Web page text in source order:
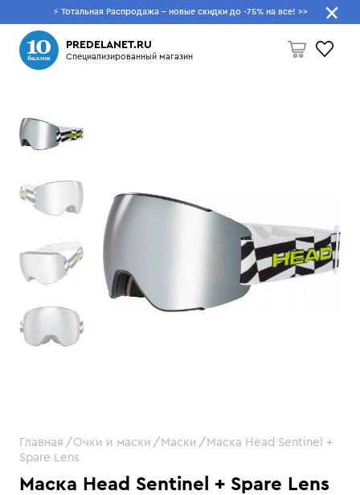
⚡ Тотальная Распродажа - новые скидки до -75% на все! >>
PREDELANET.RU
Специализированный магазин
Пусто
Что будем искать?
Маска Head Sentinel + Spare Lens
Главная Очки и маски Маски
Маска Head Sentinel +
Spare Lens